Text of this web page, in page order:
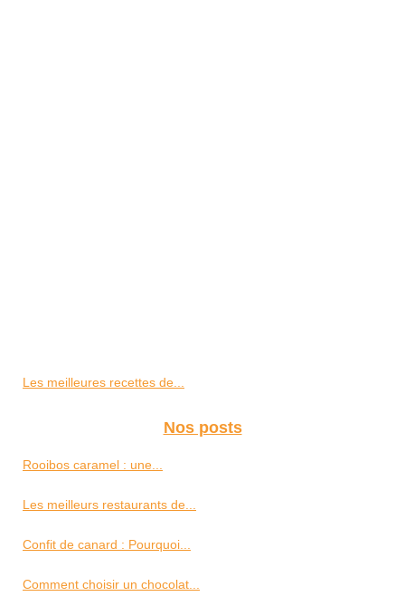
Les meilleures recettes de...
Nos posts
Rooibos caramel : une...
Les meilleurs restaurants de...
Confit de canard : Pourquoi...
Comment choisir un chocolat...